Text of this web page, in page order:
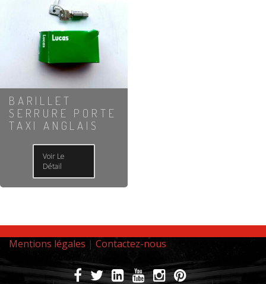
BARILLET
SERRURE PORTE
TAXI ANGLAIS
Voir Le
Détail
Mentions légales | Contactez-nous